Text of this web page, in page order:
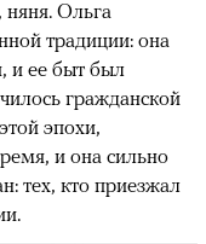
няня. Ольга
традиции: она
и ее быт был
гражданской
эпохи,
и она сильно
тех, кто приезжал